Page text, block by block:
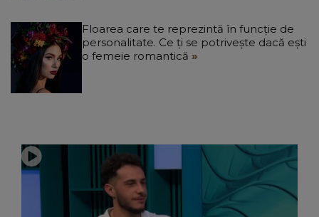
Floarea care te reprezintă în funcție de
personalitate. Ce ți se potrivește dacă ești
o femeie romantică